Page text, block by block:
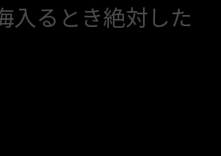
入るとき絶対した